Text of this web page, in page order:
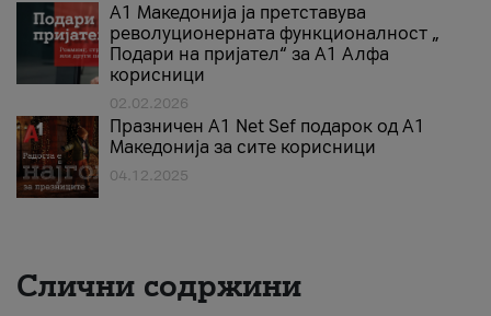
А1 Македонија ја претставува
револуционерната функционалност „
Подари на пријател“ за А1 Алфа
корисници
02.02.2026
Празничен A1 Net Sеf подарок од А1
Македонија за сите корисници
04.12.2025
Слични содржини